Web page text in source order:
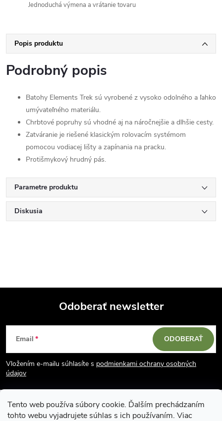
Tento web používa súbory cookie. Ďalším prechádzaním
tohto webu vyjadrujete súhlas s ich používaním. Viac
Jednoduchá výmena a vrátanie tovaru
Popis produktu
Podrobný popis
Batohy Elements Trek sú vyrobené z vysoko odolného a ľahko
umývateľného materiálu.
Chrbtové popruhy sú vhodné aj na náročnejšie a dlhšie cesty.
Zatváranie je riešené klasickým rolovacím systémom
pomocou vodiacej lišty a zapínania na pracku.
Protišmykový hrudný pás.
Parametre produktu
Diskusia
Z
á
p
ä
Odoberať newsletter
Email
Vložením e-mailu súhlasíte s podmienkami ochrany osobných
údajov
ODOBERAŤ